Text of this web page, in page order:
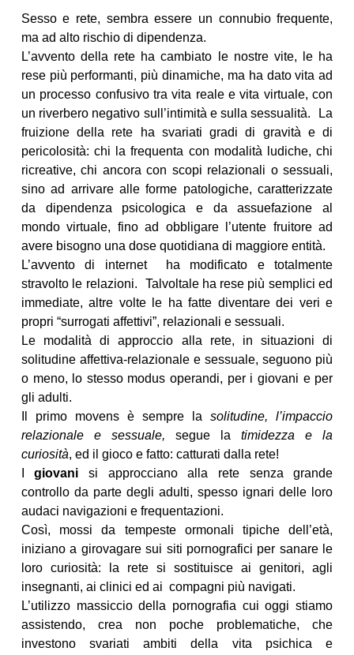
Sesso e rete, sembra essere un connubio frequente,
ma ad alto rischio di dipendenza.
L’avvento della rete ha cambiato le nostre vite, le ha
rese più performanti, più dinamiche, ma ha dato vita ad
un processo confusivo tra vita reale e vita virtuale, con
un riverbero negativo sull’intimità e sulla sessualità. La
fruizione della rete ha svariati gradi di gravità e di
pericolosità: chi la frequenta con modalità ludiche, chi
ricreative, chi ancora con scopi relazionali o sessuali,
sino ad arrivare alle forme patologiche, caratterizzate
da dipendenza psicologica e da assuefazione al
mondo virtuale, fino ad obbligare l’utente fruitore ad
avere bisogno una dose quotidiana di maggiore entità.
L’avvento di internet ha modificato e totalmente
stravolto le relazioni. Talvoltale ha rese più semplici ed
immediate, altre volte le ha fatte diventare dei veri e
propri “surrogati affettivi”, relazionali e sessuali.
Le modalità di approccio alla rete, in situazioni di
solitudine affettiva-relazionale e sessuale, seguono più
o meno, lo stesso modus operandi, per i giovani e per
gli adulti.
Il primo movens è sempre lasolitudine, l’impaccio
relazionale e sessuale, segue latimidezza e la
curiosità, ed il gioco e fatto: catturati dalla rete!
Igiovani si approcciano alla rete senza grande
controllo da parte degli adulti, spesso ignari delle loro
audaci navigazioni e frequentazioni.
Così, mossi da tempeste ormonali tipiche dell’età,
iniziano a girovagare sui siti pornografici per sanare le
loro curiosità: la rete si sostituisce ai genitori, agli
insegnanti, ai clinici ed ai compagni più navigati.
L’utilizzo massiccio della pornografia cui oggi stiamo
assistendo, crea non poche problematiche, che
investono svariati ambiti della vita psichica e